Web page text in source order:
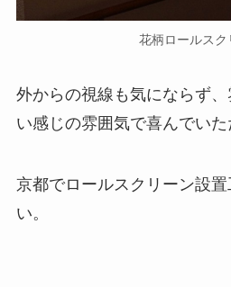
花柄ロールスク
外からの視線も気にならず
い感じの雰囲気で喜んでいた
京都でロールスクリーン設
い。